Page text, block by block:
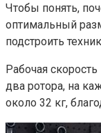
Чтобы понять,
оптимальный
подстроить
Рабочая
два ротора, на
около 32 кг,